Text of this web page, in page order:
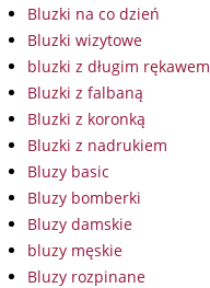
Bluzki na co dzień
Bluzki wizytowe
bluzki z długim rękawem
Bluzki z falbaną
Bluzki z koronką
Bluzki z nadrukiem
Bluzy basic
Bluzy bomberki
Bluzy damskie
bluzy męskie
Bluzy rozpinane